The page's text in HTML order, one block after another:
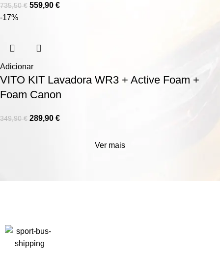
735,50€ 559,90 €
-17%
Adicionar
VITO KIT Lavadora WR3 + Active Foam +
Foam Canon
349,90€ 289,90 €
Ver mais